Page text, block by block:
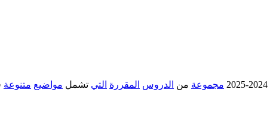
مجموعة من الدروس المقررة التي تشمل مواضيع متنوعة